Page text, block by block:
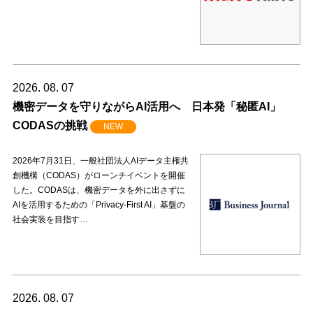
2026. 08. 07
機密データを守りながらAI活用へ 日本発「秘匿AI」
CODASの挑戦
NEW
2026年7月31日、一般社団法人AIデータ主権共
創機構（CODAS）がローンチイベントを開催
した。CODASは、機密データを外に出さずに
AIを活用するための「Privacy-First AI」基盤の
社会実装を目指す…
2026. 08. 07